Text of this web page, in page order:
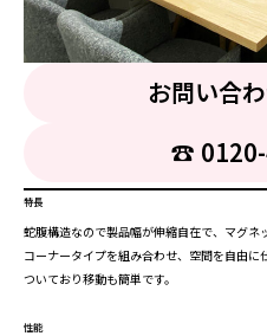
お問い合
☎︎
特長
蛇腹構造なので製品幅が伸縮自在で、マグネ
コーナータイプを組み合わせ、空間を自由
ついており移動も簡単です。
性能